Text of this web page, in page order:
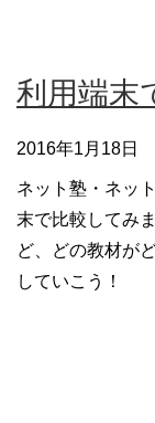
利用端末
2016年1月18日
ネット塾・ネッ
末で比較してみ
ど、どの教材が
していこう！